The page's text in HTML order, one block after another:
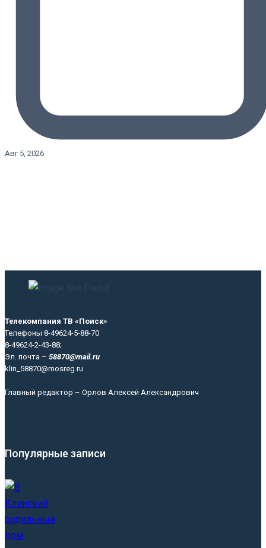
Авг 5, 2026
Телекомпания ТВ «Поиск»
Телефоны 8-49624-5-88-70
8-49624-2-43-88;
Эл. почта – 58870@mail.ru
klin_58870@mosreg.ru
Главный редактор – Орлов Алексей Александрович
Популярные записи